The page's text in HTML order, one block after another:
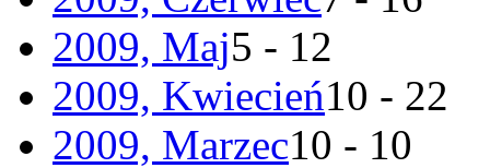
2009, Maj5 - 12
2009, Kwiecień10 - 22
2009, Marzec10 - 10